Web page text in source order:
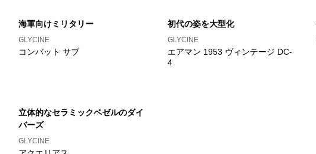
海軍向けミリタリー
GLYCINE
コンバット サブ
初代の姿を大型化
GLYCINE
エアマン 1953 ヴィンテージ DC-
4
立体的なセラミックベゼルのダイ
バーズ
GLYCINE